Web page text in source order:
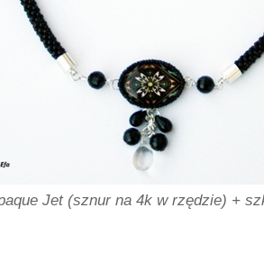
Jet (sznur na 4k w rzędzie) +